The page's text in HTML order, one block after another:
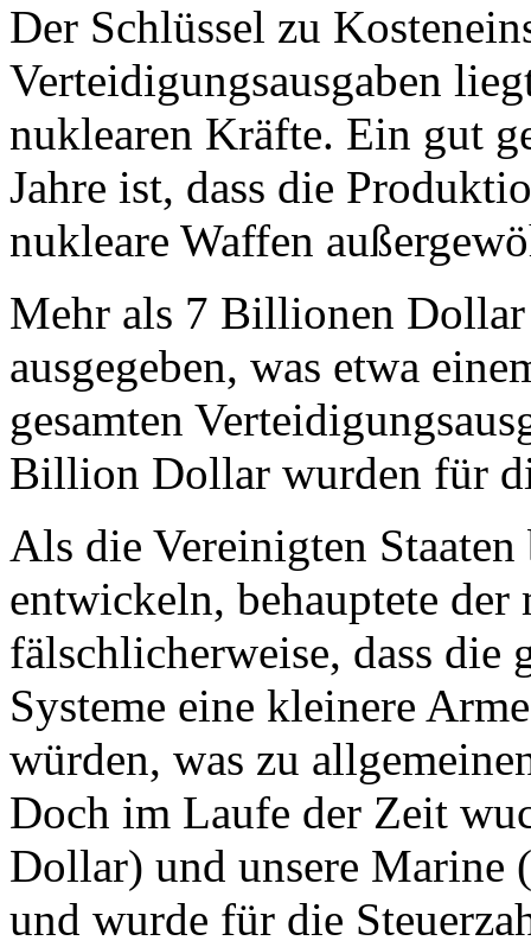
Der Schlüssel zu
Verteidigungsausgaben
nuklearen Kräfte. Ein gut
Jahre ist, dass die
nukleare Waffen
Mehr als 7 Billionen
ausgegeben, was etwa
gesamten
Billion Dollar wurden für
Als die Vereinigten
entwickeln, behauptete
fälschlicherweise, dass
Systeme eine kleinere
würden, was zu
Doch im Laufe der Zeit
Dollar) und unsere
und wurde für die